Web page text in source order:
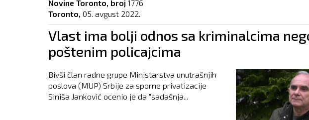
Novine Toronto, broj 1776
Toronto, 05. avgust 2022.
Vlast ima bolji odnos sa kriminalcima
poštenim policajcima
Bivši član radne grupe Ministarstva unutrašnjih
poslova (MUP) Srbije za sporne privatizacije
Siniša Janković ocenio je da "sadašnja...